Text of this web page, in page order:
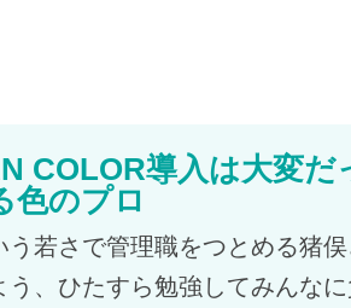
COLOR導入は大変
色のプロ
う若さで管理職をつとめる猪
う、ひたすら勉強してみんな